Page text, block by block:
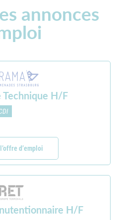
annonces
Technique H/F
d’emploi
H/F